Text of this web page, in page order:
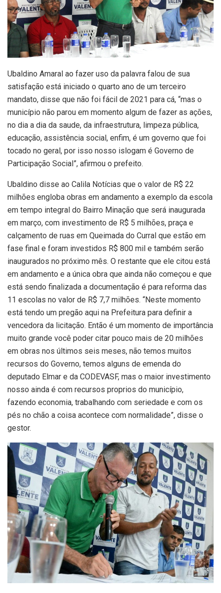
Ubaldino Amaral ao fazer uso da palavra falou de sua
satisfação está iniciado o quarto ano de um terceiro
mandato, disse que não foi fácil de 2021 para cá, “mas o
município não parou em momento algum de fazer as ações,
no dia a dia da saude, da infraestrutura, limpeza pública,
educação, assistência social, enfim, é um governo que foi
tocado no geral, por isso nosso islogam é Governo de
Participação Social”, afirmou o prefeito.
Ubaldino disse ao Calila Notícias que o valor de R$ 22
milhões engloba obras em andamento a exemplo da escola
em tempo integral do Bairro Minação que será inaugurada
em março, com investimento de R$ 5 milhões, praça e
calçamento de ruas em Queimada do Curral que estão em
fase final e foram investidos R$ 800 mil e também serão
inaugurados no próximo mês. O restante que ele citou está
em andamento e a única obra que ainda não começou e que
está sendo finalizada a documentação é para reforma das
11 escolas no valor de R$ 7,7 milhões. “Neste momento
está tendo um pregão aqui na Prefeitura para definir a
vencedora da licitação. Então é um momento de importância
muito grande você poder citar pouco mais de 20 milhões
em obras nos últimos seis meses, não temos muitos
recursos do Governo, temos alguns de emenda do
deputado Elmar e da CODEVASF, mas o maior investimento
nosso ainda é com recursos proprios do município,
fazendo economia, trabalhando com seriedade e com os
pés no chão a coisa acontece com normalidade”, disse o
gestor.